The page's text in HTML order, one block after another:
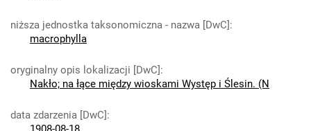
niższa jednostka taksonomiczna - nazwa [DwC]:
macrophylla
oryginalny opis lokalizacji [DwC]:
Nakło; na łące między wioskami Występ i Ślesin. (N
data zdarzenia [DwC]: